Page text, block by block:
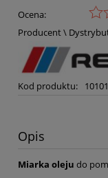
Ocena:
Producent \
Kod produktu:
Opis
Miarka oleju do